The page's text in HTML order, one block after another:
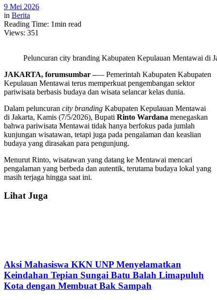
9 Mei 2026
in Berita
Reading Time: 1min read
Views: 351
Peluncuran city branding Kabupaten Kepulauan Mentawai di
JAKARTA, forumsumbar –— Pemerintah Kabupaten Kabupaten
Kepulauan Mentawai terus memperkuat pengembangan sektor
pariwisata berbasis budaya dan wisata selancar kelas dunia.
Dalam peluncuran city branding Kabupaten Kepulauan Mentawai
di Jakarta, Kamis (7/5/2026), Bupati Rinto Wardana menegaskan
bahwa pariwisata Mentawai tidak hanya berfokus pada jumlah
kunjungan wisatawan, tetapi juga pada pengalaman dan keaslian
budaya yang dirasakan para pengunjung.
Menurut Rinto, wisatawan yang datang ke Mentawai mencari
pengalaman yang berbeda dan autentik, terutama budaya lokal yang
masih terjaga hingga saat ini.
Lihat Juga
Aksi Mahasiswa KKN UNP Menyelamatkan
Keindahan Tepian Sungai Batu Balah Limapuluh
Kota dengan Membuat Bak Sampah